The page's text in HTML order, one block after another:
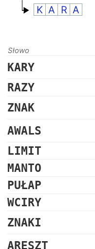
K A R A
Słowo
KARY
RAZY
ZNAK
AWALS
LIMIT
MANTO
PUŁAP
WCIRY
ZNAKI
ARESZT